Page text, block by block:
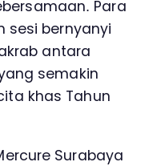
Para
sesi bernyanyi
antara
semakin
khas Tahun
Surabaya